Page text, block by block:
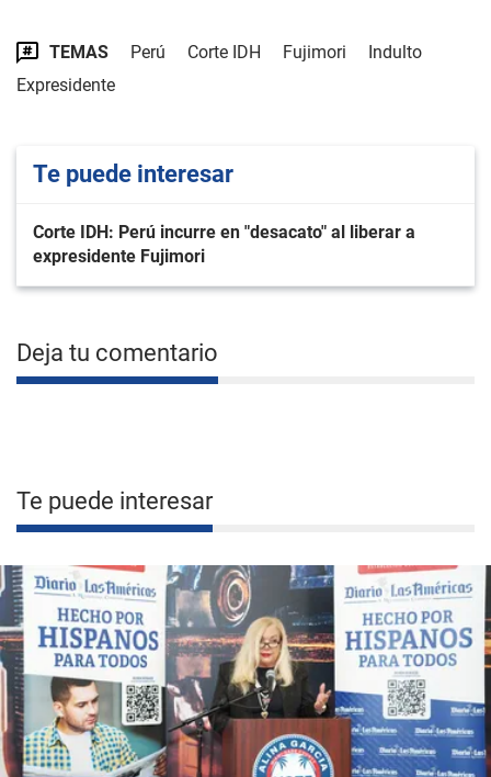
TEMAS Perú Corte IDH Fujimori
Indulto
Expresidente
Te puede interesar
Corte IDH: Perú incurre en "desacato" al liberar a
expresidente Fujimori
Deja tu comentario
Te puede interesar